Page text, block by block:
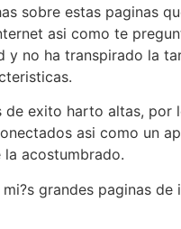
sobre estas paginas
asi­ como te
y no ha transpirado la
exito harto altas,
asi­ como un
acostumbrado.
grandes paginas